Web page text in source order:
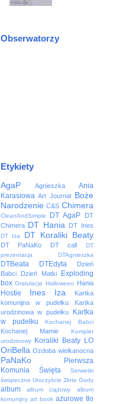
Obserwatorzy
Etykiety
AgaP Agnieszka
Ania
Karasiowa Art Journal
Boże
Narodzenie C&S Chimera
CleanAndSimple DT AgaP
DT
Chimera DT Hania DT Ines
DT Iza DT Koraliki Beaty
DT PaNaKo DT call
DT
prezentacja
DTAgnieszka
DTBeata DTEdyta
Dzień
Babci
Dzień Matki
Exploding
box Gratulacje Halloween Hania
Hostie Ines Iza
Kartka
komunijna w pudełku
Kartka
urodzinowa w pudełku
Kartka
w pudełku
Kochanej Babci
Kochanej Mamie
Komplet
urodzinowy
Koraliki Beaty LO
OriBella Ozdoba wielkanocna
PaNaKo
Pierwsza
Komunia Święta
Serwetki
świąteczne Uroczyście Złote Gody
album album ciążowy
album
komunijny art book ażurowe tło